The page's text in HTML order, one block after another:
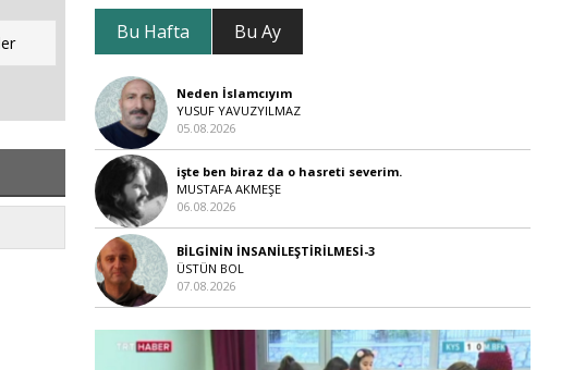
Bu Hafta Bu Ay
Neden İslamcıyım
YUSUF YAVUZYILMAZ
05.08.2026
işte ben biraz da o hasreti severim.
MUSTAFA AKMEŞE
06.08.2026
BİLGİNİN İNSANİLEŞTİRİLMESİ-3
ÜSTÜN BOL
07.08.2026